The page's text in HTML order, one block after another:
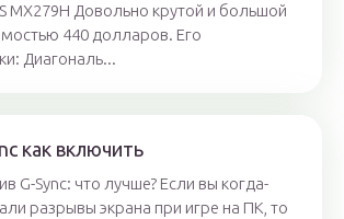
MX279H Довольно крутой и большой
440 долларов. Его
Диагональ...
как включить
G-Sync: что лучше? Если вы когда-
разрывы экрана при игре на ПК, то